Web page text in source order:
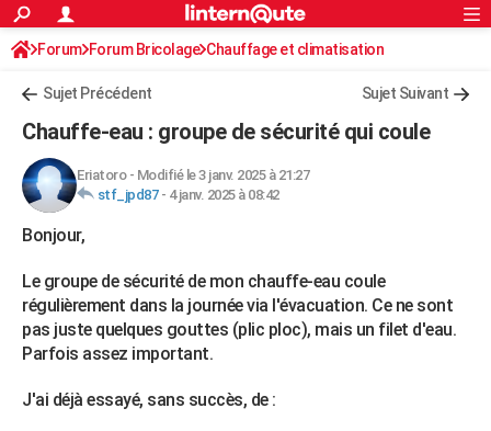
ACTUALITÉS
Politique
Société
Faits Divers
Education
Monde
Villes
+
FINANCE
Retraite
Impôts
Epargne
Immobilier
Risques naturels par ville
Banque
Assurance
Crédit
AUTO
Essais
Réserver un essai
Citadines
Berlines
SUV
Forum auto
+HIGH-TECH
Mobiles
Meilleur smartphone
Internet
Ordinateurs
Jeux vidéo
Guide high-tech
+BRICOLAGE
Forum
Aménagement intérieur
Extérieur
Cuisine
Salle de bains
Jardinage
Rangement
WEEK-END
Rechercher
S'inscrire
Connexion
Forum Forum Bricolage Chauffage et climatisation
Chauffe-eau électrique - gaz- solaire
Sujet Précédent Sujet Suivant
Chauffe-eau : groupe de sécurité qui coule
Eriatoro- Modifié le 3 janv. 2025 à 21:27
stf_jpd87- 4 janv. 2025 à 08:42
Bonjour,
Le groupe de sécurité de mon chauffe-eau coule
régulièrement dans la journée via l'évacuation. Ce ne sont
pas juste quelques gouttes (plic ploc), mais un filet d'eau.
Parfois assez important.
J'ai déjà essayé, sans succès, de :